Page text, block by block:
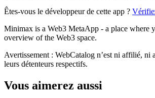
Êtes-vous le développeur de cette app ?
Minimax is a Web3 MetaApp - a place where
overview of the Web3 space.
Avertissement : WebCatalog n’est ni affilié, ni
leurs détenteurs respectifs.
Vous aimerez aussi